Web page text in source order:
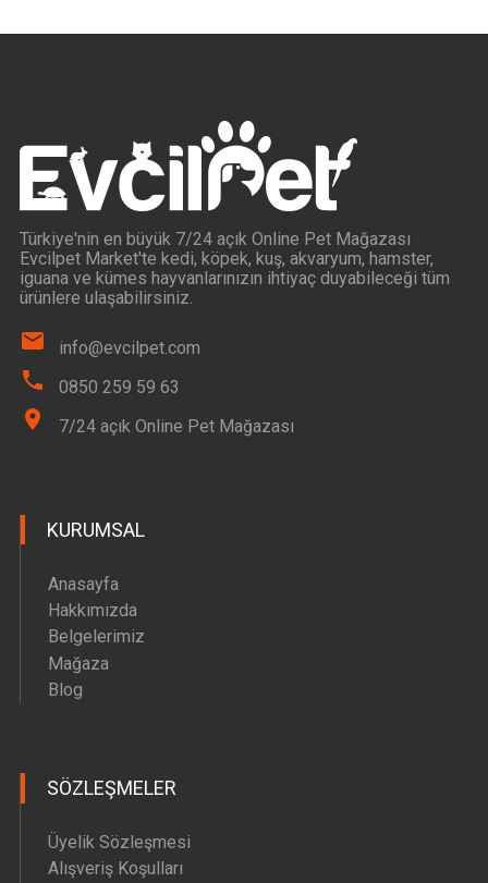
Türkiye'nin en büyük 7/24 açık Online Pet Mağazası
Evcilpet Market'te kedi, köpek, kuş, akvaryum, hamster,
iguana ve kümes hayvanlarınızın ihtiyaç duyabileceği tüm
ürünlere ulaşabilirsiniz.
info@evcilpet.com
0850 259 59 63
7/24 açık Online Pet Mağazası
KURUMSAL
Anasayfa
Hakkımızda
Belgelerimiz
Mağaza
Blog
SÖZLEŞMELER
Üyelik Sözleşmesi
Alışveriş Koşulları